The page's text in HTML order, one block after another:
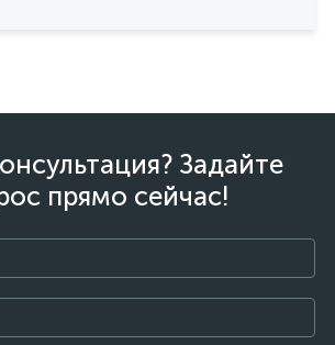
Задайте
прямо сейчас!